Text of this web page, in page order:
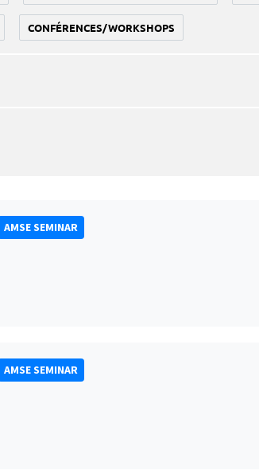
CONFÉRENCES/WORKSHOPS
AMSE SEMINAR
AMSE SEMINAR